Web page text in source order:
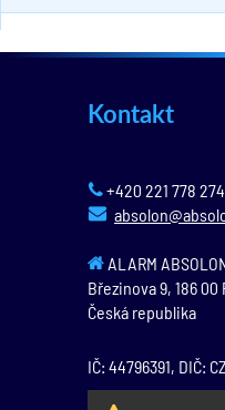
Kontakt
+420 221 778 274
ALARM
Březinova 9, 186 00
Česká republika
IČ: 44796391, DIČ: